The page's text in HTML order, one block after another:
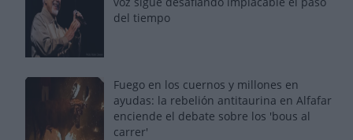
del tiempo
Fuego en los cuernos y millones en
ayudas: la rebelión antitaurina en Alfafar
enciende el debate sobre los 'bous al
carrer'